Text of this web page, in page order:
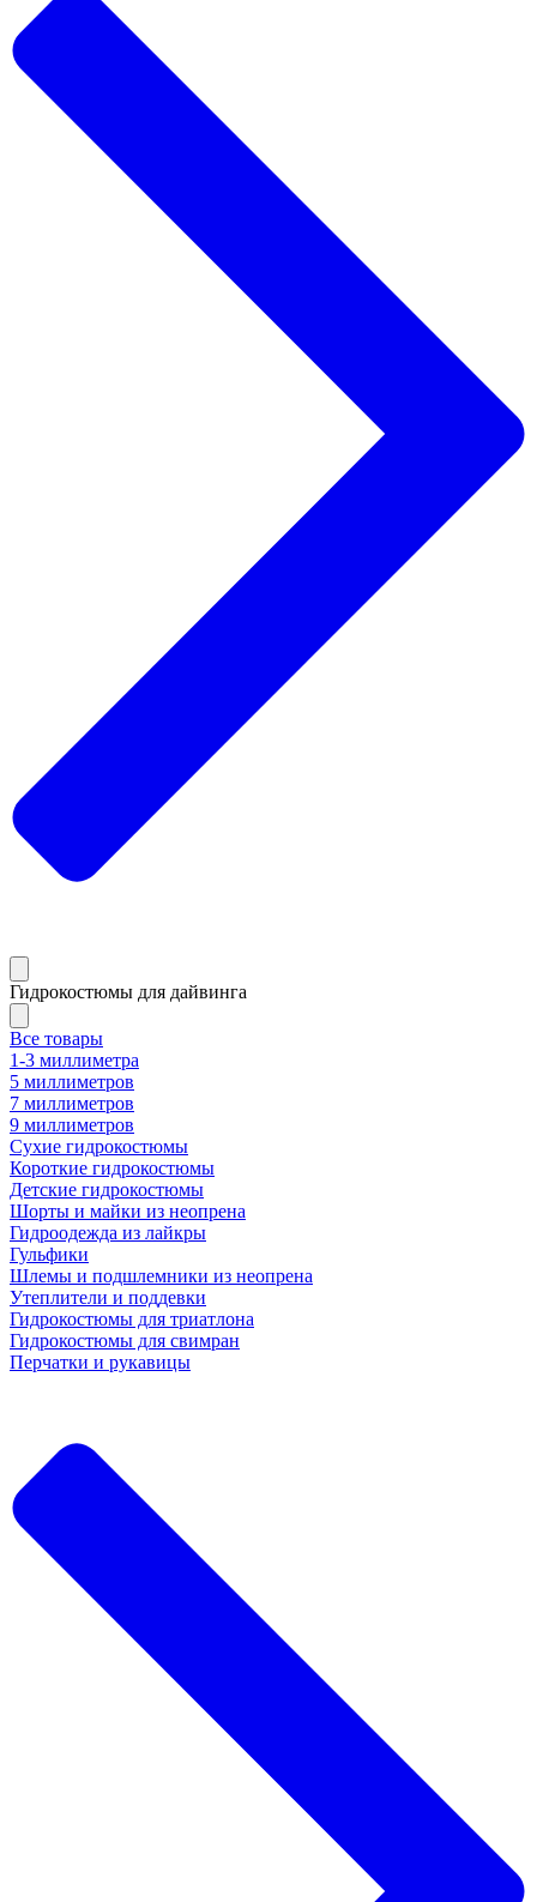
Гидрокостюмы для дайвинга
Все товары
1-3 миллиметра
5 миллиметров
7 миллиметров
9 миллиметров
Сухие гидрокостюмы
Короткие гидрокостюмы
Детские гидрокостюмы
Шорты и майки из неопрена
Гидроодежда из лайкры
Гульфики
Шлемы и подшлемники из неопрена
Утеплители и поддевки
Гидрокостюмы для триатлона
Гидрокостюмы для свимран
Перчатки и рукавицы